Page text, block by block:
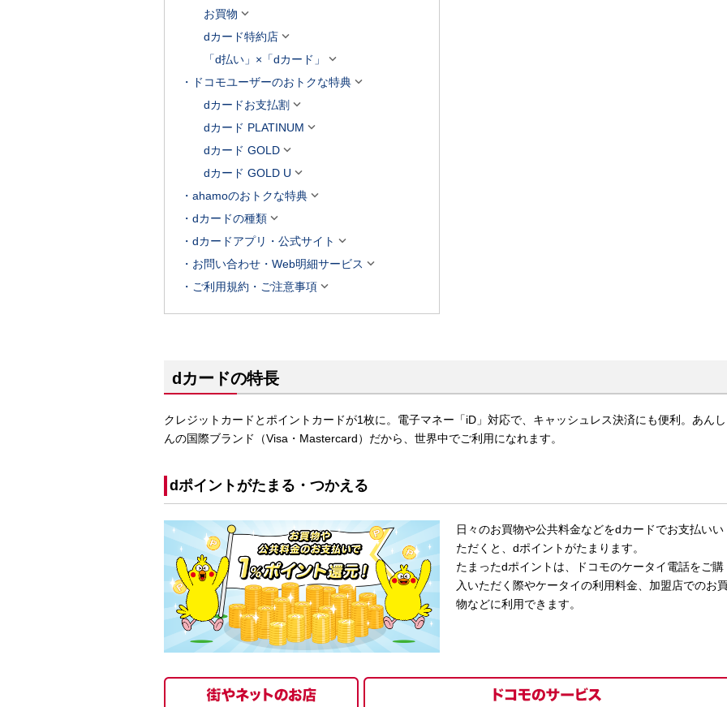
お買物 
dカード特約店
「d払い」×「dカード」 
ドコモユーザーのおトクな特典
dカードお支払割
dカード PLATINUM 
dカード GOLD
dカード GOLD U 
ahamoのおトクな特典
dカードの種類
dカードアプリ・公式サイト 
お問い合わせ・Web明細サービス 
ご利用規約・ご注意事項
dカードの特長
クレジットカードとポイントカードが1枚に。電子マネー「iD」対応で、キャッシュレス決済にも便利。あんし
んの国際ブランド（Visa・Mastercard）だから、世界中でご利用になれます。
dポイントがたまる・つかえる
日々のお買物や公共料金などをdカードでお支払いい
ただくと、dポイントがたまります。
たまったdポイントは、ドコモのケータイ電話をご購
入いただく際やケータイの利用料金、加盟店でのお
物などに利用できます。